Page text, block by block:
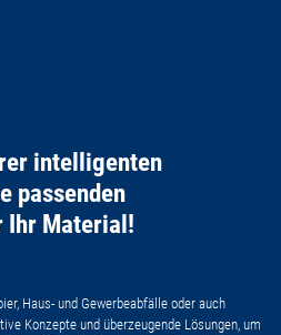
intelligenten
passenden
Ihr Material!
Haus- und Gewerbeabfälle oder auch
Konzepte und überzeugende Lösungen, um